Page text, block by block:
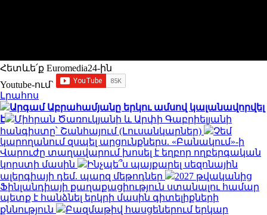
Հետևե՛ք Euromedia24-ին
Youtube-ում`
Լրահոս
Արգամ Աբրահամյանը երկու ամսով կալանավորվել
է
Միհրան Ծառուկյանի և Արփի Գաբրիելյանի
հանգիստը՝ Շանհայում (Լուսանկարներ)
Չեմ
կարողանում զսպել արցունքներս. «Բանակում»-ի
Վարուժը տաղավարում խոսել է եղբոր ողբերգական
կորստի մասին
Ինչպե՞ս պայքարել սեզոնային
ալերգիայի դեմ. պարզ մեթոդներ
2027 թվականից
Ֆինլանդիայի քաղաքացիություն ստանալու համար
պետք է հանձնել երկրի մասին գիտելիքների
քննություն
Բազմաթիվ հասցեներում երկար